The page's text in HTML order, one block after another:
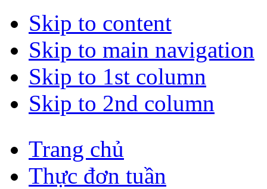
Skip to content
Skip to main navigation
Skip to 1st column
Skip to 2nd column
Trang chủ
Thực đơn tuần